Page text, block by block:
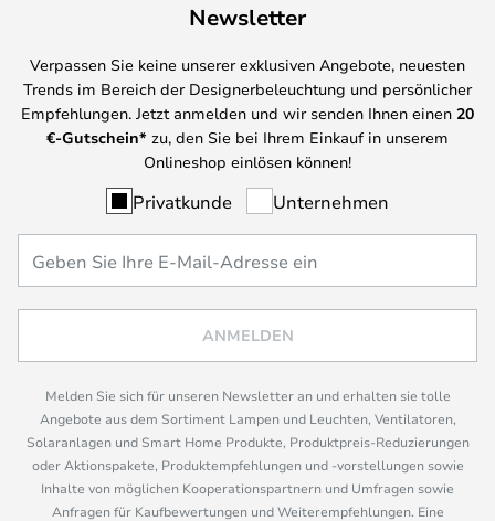
Newsletter
Verpassen Sie keine unserer exklusiven Angebote, neuesten
Trends im Bereich der Designerbeleuchtung und persönlicher
Empfehlungen. Jetzt anmelden und wir senden Ihnen einen 20
€-Gutschein* zu, den Sie bei Ihrem Einkauf in unserem
Onlineshop einlösen können!
Privatkunde Unternehmen
ANMELDEN
Melden Sie sich für unseren Newsletter an und erhalten sie tolle
Angebote aus dem Sortiment Lampen und Leuchten, Ventilatoren,
Solaranlagen und Smart Home Produkte, Produktpreis-Reduzierungen
oder Aktionspakete, Produktempfehlungen und -vorstellungen sowie
Inhalte von möglichen Kooperationspartnern und Umfragen sowie
Anfragen für Kaufbewertungen und Weiterempfehlungen. Eine